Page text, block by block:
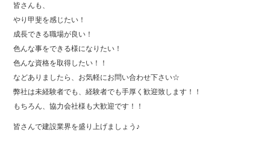
皆さんも、
やり甲斐を感じたい！
成長できる職場が良い！
色んな事をできる様になりたい！
色んな資格を取得したい！！
などありましたら、お気軽にお問い合わせ下さい☆
弊社は未経験者でも、経験者でも手厚く歓迎致します！！
もちろん、協力会社様も大歓迎です！！
皆さんで建設業界を盛り上げましょう♪